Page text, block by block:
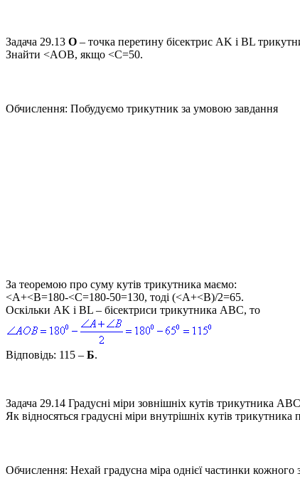
Задача 29.13 O – точка перетину бісектрис AK і BL
Знайти <AOB, якщо <C=50.
Обчислення: Побудуємо трикутник за умовою завдання
За теоремою про суму кутів трикутника маємо:
<A+<B=180-<C=180-50=130, тоді (<A+<B)/2=65.
Оскільки AK і BL – бісектриси трикутника ABC, то
Відповідь: 115 – Б.
Задача 29.14 Градусні міри зовнішніх кутів трикутника ABC
Як відносяться градусні міри внутрішніх кутів
Обчислення: Нехай градусна міра однієї частинки